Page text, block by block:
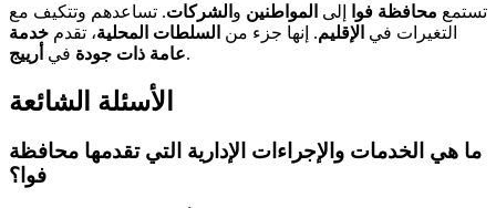
تستمع محافظة فوا إلى المواطنين و الشركات. تساعدهم وتتكيف مع
التغيرات في الإقليم. إنها جزء من السلطات المحلية، تقدم خدمة
عامة ذات جودة في أرييج .
الأسئلة الشائعة
ما هي الخدمات والإجراءات الإدارية التي تقدمها محافظة
فوا؟